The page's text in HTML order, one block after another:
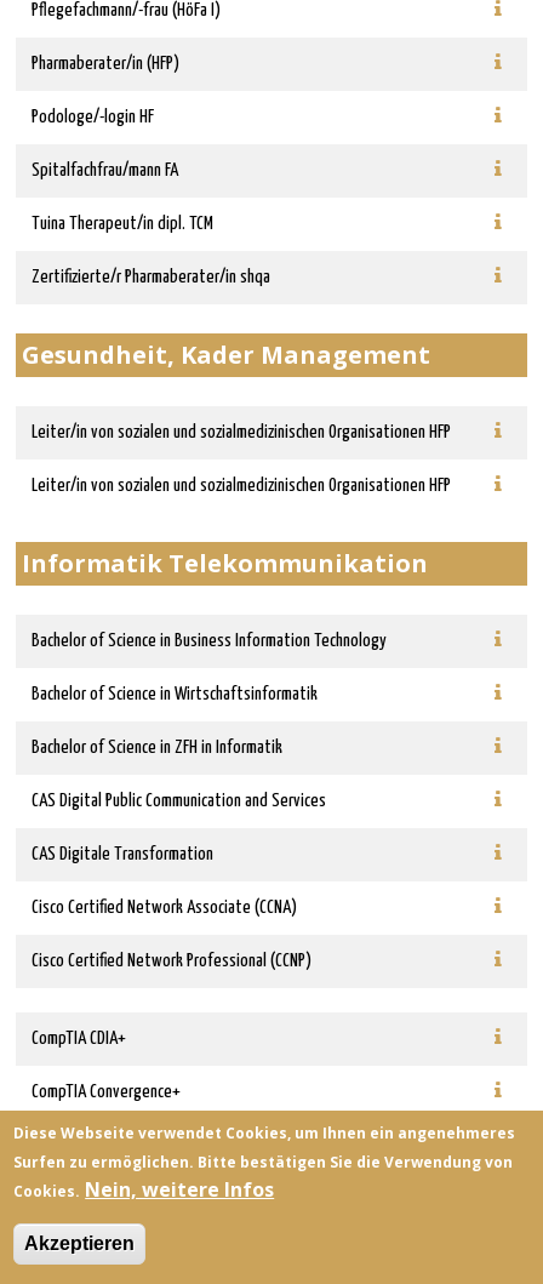
Pflegefachmann/-frau (HöFa I)
Pharmaberater/in (HFP)
Podologe/-login HF
Spitalfachfrau/mann FA
Tuina Therapeut/in dipl. TCM
Zertifizierte/r Pharmaberater/in shqa
Gesundheit, Kader Management
Leiter/in von sozialen und sozialmedizinischen Organisationen HFP
Leiter/in von sozialen und sozialmedizinischen Organisationen HFP
Informatik Telekommunikation
Bachelor of Science in Business Information Technology
Bachelor of Science in Wirtschaftsinformatik
Bachelor of Science in ZFH in Informatik
CAS Digital Public Communication and Services
CAS Digitale Transformation
Cisco Certified Network Associate (CCNA)
Cisco Certified Network Professional (CCNP)
CompTIA CDIA+
CompTIA Convergence+
CompTIA e-Biz+
CompTIA HTI+
Diese Webseite verwendet Cookies, um Ihnen ein angenehmeres
Surfen zu ermöglichen. Bitte bestätigen Sie die Verwendung von
Cookies. Nein, weitere Infos
Akzeptieren